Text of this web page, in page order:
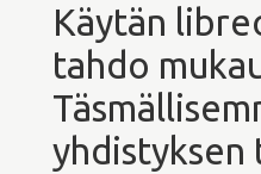
Käytän
tahdo
yhdistyksen